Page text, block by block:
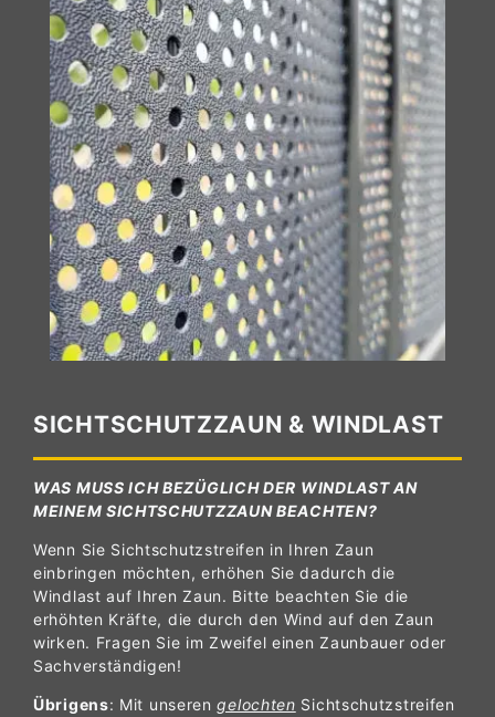
SICHTSCHUTZZAUN & WINDLAST
WAS MUSS ICH BEZÜGLICH DER WINDLAST AN
MEINEM SICHTSCHUTZZAUN BEACHTEN?
Wenn Sie Sichtschutzstreifen in Ihren Zaun
einbringen möchten, erhöhen Sie dadurch die
Windlast auf Ihren Zaun. Bitte beachten Sie die
erhöhten Kräfte, die durch den Wind auf den Zaun
wirken. Fragen Sie im Zweifel einen Zaunbauer oder
Sachverständigen!
Übrigens: Mit unserengelochten Sichtschutzstreifen